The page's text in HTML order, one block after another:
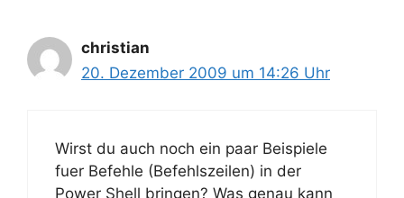
christian
20. Dezember 2009 um 14:26 Uhr
Wirst du auch noch ein paar Beispiele
fuer Befehle (Befehlszeilen) in der
Power Shell bringen? Was genau kann